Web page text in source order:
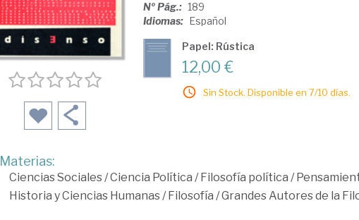
Nº Pág.: 189
Idiomas: Español
Papel: Rústica
12,00 €
Sin Stock. Disponible en 7/10 días.
Materias:
Ciencias Sociales/Ciencia Política /Filosofía política /
Historia y Ciencias Humanas/Filosofía /Grandes Autores de la